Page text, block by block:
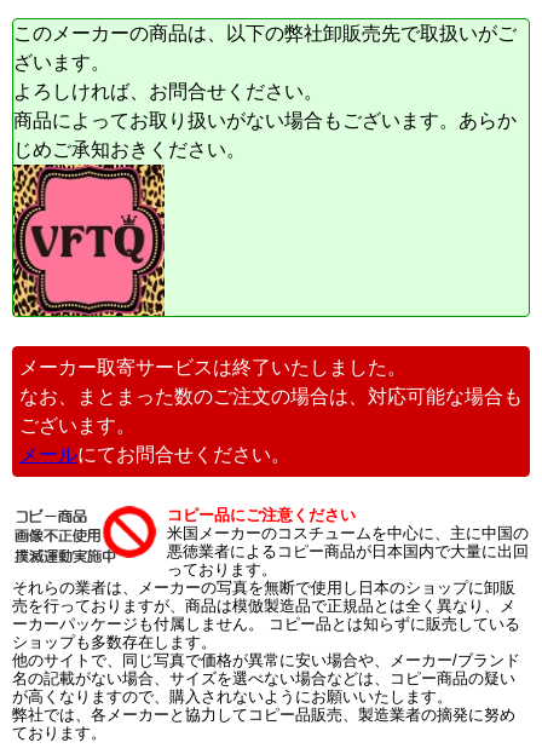
このメーカーの商品は、以下の弊社卸販売先で取扱いがご
ざいます。
よろしければ、お問合せください。
商品によってお取り扱いがない場合もございます。あらか
じめご承知おきください。
メーカー取寄サービスは終了いたしました。
なお、まとまった数のご注文の場合は、対応可能な場合も
ございます。
メールにてお問合せください。
コピー品にご注意ください
米国メーカーのコスチュームを中心に、主に中国の
悪徳業者によるコピー商品が日本国内で大量に出回
っております。
それらの業者は、メーカーの写真を無断で使用し日本のショップに卸販
売を行っておりますが、商品は模倣製造品で正規品とは全く異なり、メ
ーカーパッケージも付属しません。 コピー品とは知らずに販売している
ショップも多数存在します。
他のサイトで、同じ写真で価格が異常に安い場合や、メーカー/ブランド
名の記載がない場合、サイズを選べない場合などは、コピー商品の疑い
が高くなりますので、購入されないようにお願いいたします。
弊社では、各メーカーと協力してコピー品販売、製造業者の摘発に努め
ております。